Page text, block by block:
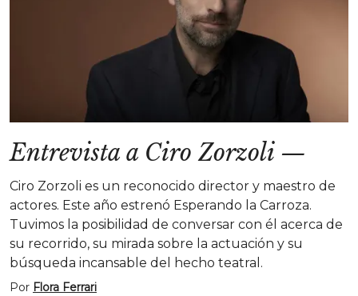
Entrevista a Ciro Zorzoli—
Ciro Zorzoli es un reconocido director y maestro de
actores. Este año estrenó Esperando la Carroza.
Tuvimos la posibilidad de conversar con él acerca de
su recorrido, su mirada sobre la actuación y su
búsqueda incansable del hecho teatral.
Por Flora Ferrari